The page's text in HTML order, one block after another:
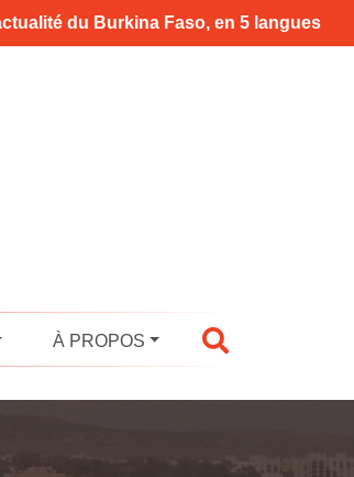
du Burkina Faso, en 5 langues
À PROPOS